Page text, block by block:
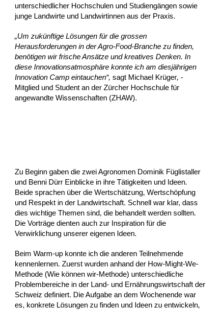
unterschiedlicher Hochschulen und Studiengängen sowie
junge Landwirte und Landwirtinnen aus der Praxis.
„Um zukünftige Lösungen für die grossen
Herausforderungen in der Agro-Food-Branche zu finden,
benötigen wir frische Ansätze und kreatives Denken. In
diese Innovationsatmosphäre konnte ich am diesjährigen
Innovation Camp eintauchen“, sagt Michael Krüger, -
Mitglied und Student an der Zürcher Hochschule für
angewandte Wissenschaften (ZHAW).
Zu Beginn gaben die zwei Agronomen Dominik Füglistaller
und Benni Dürr Einblicke in ihre Tätigkeiten und Ideen.
Beide sprachen über die Wertschätzung, Wertschöpfung
und Respekt in der Landwirtschaft. Schnell war klar, dass
dies wichtige Themen sind, die behandelt werden sollten.
Die Vorträge dienten auch zur Inspiration für die
Verwirklichung unserer eigenen Ideen.
Beim Warm-up konnte ich die anderen Teilnehmende
kennenlernen. Zuerst wurden anhand der How-Might-We-
Methode (Wie können wir-Methode) unterschiedliche
Problembereiche in der Land- und Ernährungswirtschaft der
Schweiz definiert. Die Aufgabe an dem Wochenende war
es, konkrete Lösungen zu finden und Ideen zu entwickeln,